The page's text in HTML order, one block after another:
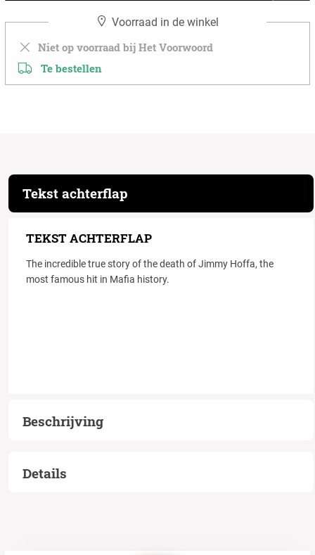
Voorraad in de winkel
Niet op voorraad bij Het Voorwoord
Te bestellen
Tekst achterflap
TEKST ACHTERFLAP
The incredible true story of the death of Jimmy Hoffa, the
most famous hit in Mafia history.
Beschrijving
Details